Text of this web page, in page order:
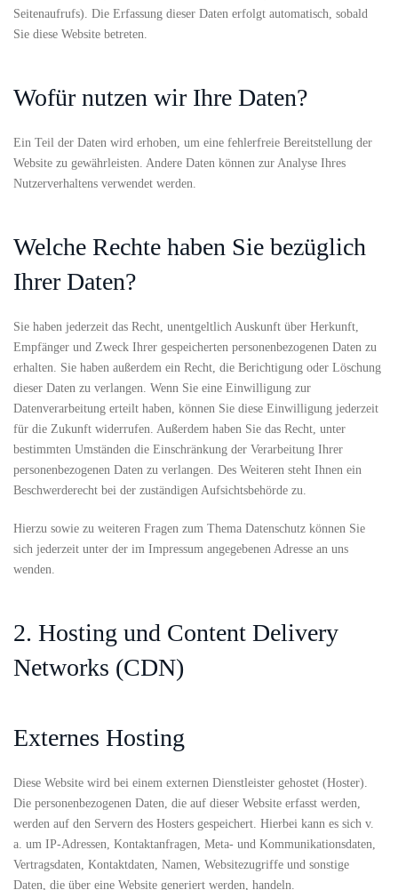
Seitenaufrufs). Die Erfassung dieser Daten erfolgt automatisch, sobald
Sie diese Website betreten.
Wofür nutzen wir Ihre Daten?
Ein Teil der Daten wird erhoben, um eine fehlerfreie Bereitstellung der
Website zu gewährleisten. Andere Daten können zur Analyse Ihres
Nutzerverhaltens verwendet werden.
Welche Rechte haben Sie bezüglich
Ihrer Daten?
Sie haben jederzeit das Recht, unentgeltlich Auskunft über Herkunft,
Empfänger und Zweck Ihrer gespeicherten personenbezogenen Daten zu
erhalten. Sie haben außerdem ein Recht, die Berichtigung oder Löschung
dieser Daten zu verlangen. Wenn Sie eine Einwilligung zur
Datenverarbeitung erteilt haben, können Sie diese Einwilligung jederzeit
für die Zukunft widerrufen. Außerdem haben Sie das Recht, unter
bestimmten Umständen die Einschränkung der Verarbeitung Ihrer
personenbezogenen Daten zu verlangen. Des Weiteren steht Ihnen ein
Beschwerderecht bei der zuständigen Aufsichtsbehörde zu.
Hierzu sowie zu weiteren Fragen zum Thema Datenschutz können Sie
sich jederzeit unter der im Impressum angegebenen Adresse an uns
wenden.
2. Hosting und Content Delivery
Networks (CDN)
Externes Hosting
Diese Website wird bei einem externen Dienstleister gehostet (Hoster).
Die personenbezogenen Daten, die auf dieser Website erfasst werden,
werden auf den Servern des Hosters gespeichert. Hierbei kann es sich v.
a. um IP-Adressen, Kontaktanfragen, Meta- und Kommunikationsdaten,
Vertragsdaten, Kontaktdaten, Namen, Websitezugriffe und sonstige
Daten, die über eine Website generiert werden, handeln.